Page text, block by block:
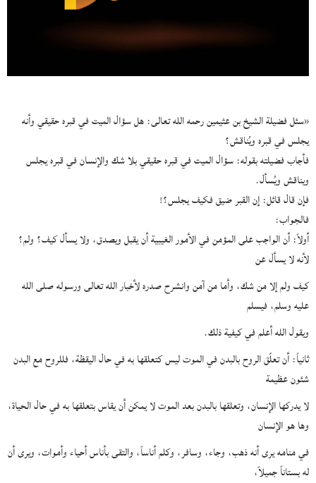
«‌‌سئل فضيلة الشيخ بن عثيمين رحمه الله تعالى: هل سؤال الميت في قبره حقيقي وأنه
يجلس في قبره ويُناقش؟
فأجاب فضيلته بقوله: سؤال الميت في قبره حقيقي بلا شك والإنسان في قبره يجلس
ويناقش ويُسأل.
فإن قال قائل: إن القبر ضيق فكيف يجلس؟!
فالجواب:
أولاً: أن الواجب على المؤمن في الأمور الغيبية أن يقبل ويصدق، ولا يسأل كيف؟ ولم؟
لأنه لا يسأل عن
كيف ولم إلا من شك، وأما من آمن وانشرح صدره لأخبار الله تعالى ورسوله صلى الله
عليه وسلم، فيسلم
ويقول الله أعلم في كيفية ذلك.
ثانياً: أن تعلّق الروح بالبدن في الموت ليس كتعلقها به في حال اليقظة، فللروح مع البدن
شئون عظيمة
لا يدركها الإنسان، وتعلقها بالبدن بعد الموت لا يمكن أن يقاس بتعلقها به في حال الحياة،
وها هو الإنسان
في منامه يرى أنه ذهب، وجاء، وسافر، وكلم أناساً، والتقى بأناس أحياء وأموات، ويرى أن
له بستاناً جميلاً،